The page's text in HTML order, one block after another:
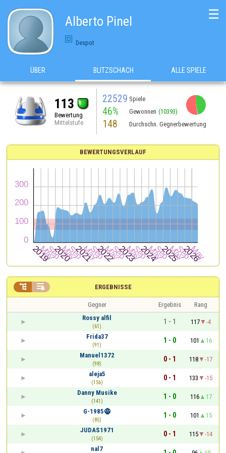
Alberto Pinel
Despot
☰
ÜBER BLITZSCHACH ALLE SPIELE
113
Bewertung
Mittelstufe
22529 Spiele
46% Gewonnen (10393)
148 Durchschn. Gegnerbewertung
BEWERTUNGSVERLAUF
ERGEBNISSE
 
Gegner Ergebnis
Rang
Rossy alfil
(61)
1 - 1 117
-4
Frida37
(91)
1 - 0 101
16
Manuel1372
(98)
0 - 1 118
-17
aleja5
(156)
0 - 1 133
-15
Danny Musike
(141)
1 - 0 116
17
G-1985🧌
(85)
1 - 0 101
15
JUDAS1971
(154)
0 - 1 115
-14
nal7